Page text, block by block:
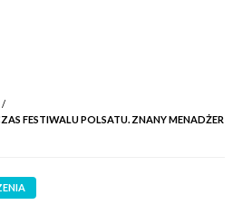
FESTIWALU POLSATU. ZNANY MENADŻER